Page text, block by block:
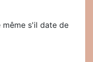
même s'il date de